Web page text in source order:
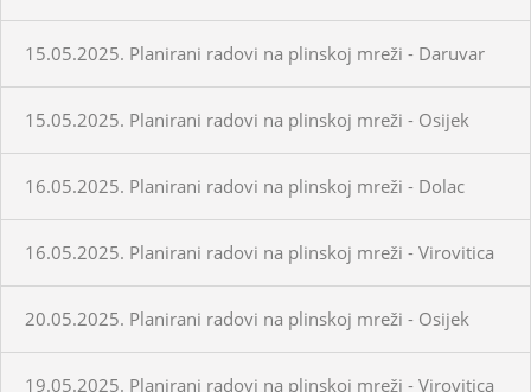
15.05.2025. Planirani radovi na plinskoj mreži - Daruvar
15.05.2025. Planirani radovi na plinskoj mreži - Osijek
16.05.2025. Planirani radovi na plinskoj mreži - Dolac
16.05.2025. Planirani radovi na plinskoj mreži - Virovitica
20.05.2025. Planirani radovi na plinskoj mreži - Osijek
19.05.2025. Planirani radovi na plinskoj mreži - Virovitica